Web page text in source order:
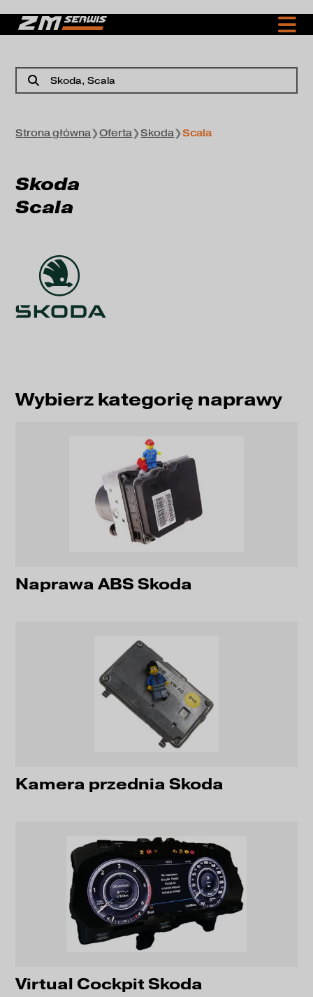
Skoda, Scala
Strona główna❯Oferta❯Skoda❯Scala
Skoda
Scala
Wybierz kategorię naprawy
Naprawa ABS Skoda
Kamera przednia Skoda
Virtual Cockpit Skoda